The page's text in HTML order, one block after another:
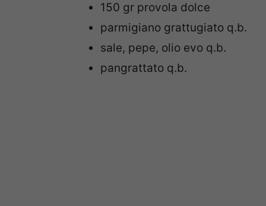
150 gr provola dolce
parmigiano grattugiato q.b.
sale, pepe, olio evo q.b.
pangrattato q.b.